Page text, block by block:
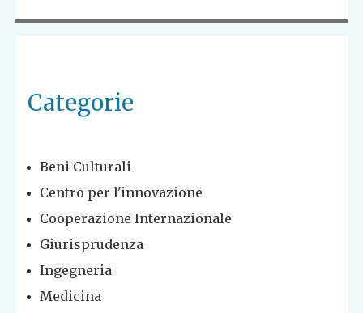
Categorie
Beni Culturali
Centro per l'innovazione
Cooperazione Internazionale
Giurisprudenza
Ingegneria
Medicina